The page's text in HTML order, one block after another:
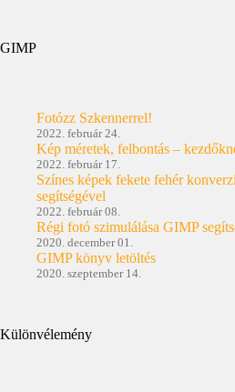
GIMP
Fotózz Szkennerrel!
2022. február 24.
Kép méretek, felbontás –
2022. február 17.
Színes képek fekete fehér
segítségével
2022. február 08.
Régi fotó szimulálása GIMP
2020. december 01.
GIMP könyv letöltés
2020. szeptember 14.
Különvélemény